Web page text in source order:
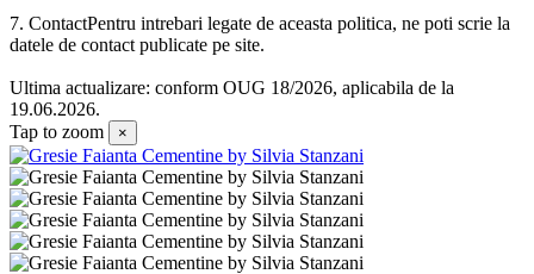
7. ContactPentru intrebari legate de aceasta politica, ne poti scrie la
datele de contact publicate pe site.
Ultima actualizare: conform OUG 18/2026, aplicabila de la
19.06.2026.
Tap to zoom
×